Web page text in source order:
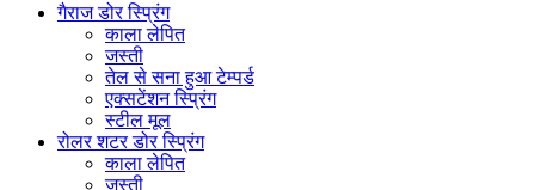
गैराज डोर स्प्रिंग
काला लेपित
जस्ती
तेल से सना हुआ टेम्पर्ड
एक्सटेंशन स्प्रिंग
स्टील मूल
रोलर शटर डोर स्प्रिंग
काला लेपित
जस्ती